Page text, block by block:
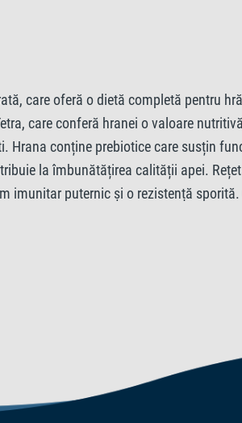
apă 8%.
Aditivi
Vitamine:
care oferă o dietă completă pentru
care conferă hranei o valoare
Hrana conține prebiotice care susțin
la îmbunătățirea calității apei.
imunitar puternic și o rezistență